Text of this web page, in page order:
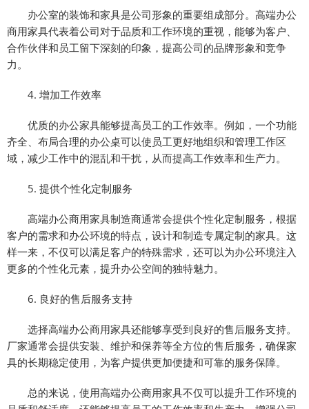
办公室的装饰和家具是公司形象的重要组成部分。高端办公
商用家具代表着公司对于品质和工作环境的重视，能够为客户、
合作伙伴和员工留下深刻的印象，提高公司的品牌形象和竞争
力。
4. 增加工作效率
优质的办公家具能够提高员工的工作效率。例如，一个功能
齐全、布局合理的办公桌可以使员工更好地组织和管理工作区
域，减少工作中的混乱和干扰，从而提高工作效率和生产力。
5. 提供个性化定制服务
高端办公商用家具制造商通常会提供个性化定制服务，根据
客户的需求和办公环境的特点，设计和制造专属定制的家具。这
样一来，不仅可以满足客户的特殊需求，还可以为办公环境注入
更多的个性化元素，提升办公空间的独特魅力。
6. 良好的售后服务支持
选择高端办公商用家具还能够享受到良好的售后服务支持。
厂家通常会提供安装、维护和保养等全方位的售后服务，确保家
具的长期稳定使用，为客户提供更加便捷和可靠的服务保障。
总的来说，使用高端办公商用家具不仅可以提升工作环境的